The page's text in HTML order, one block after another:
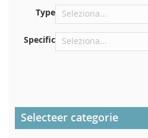
Nel montante della portiera
Type
Specific
Selecteer categorie